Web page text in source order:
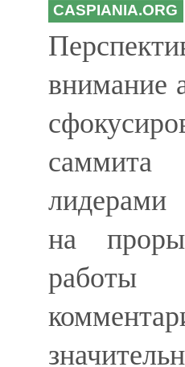
CASPIANIA.ORG
внимание
лидерами
на